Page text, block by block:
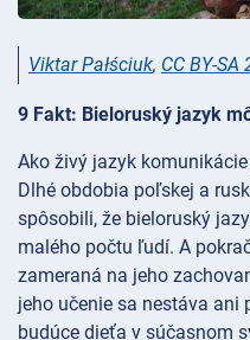
Viktar Pałściuk, CC BY-SA
9 Fakt: Bieloruský jazyk
Ako živý jazyk
Dlhé obdobia poľskej a
spôsobili, že bieloruský
malého počtu ľudí. A
zameraná na jeho
jeho učenie sa nestáva ani
budúce dieťa v súčasnom